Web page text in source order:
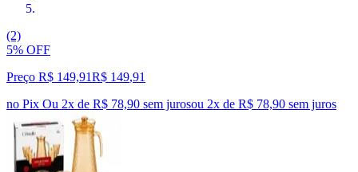
(2)
5% OFF
Preço R$ 149,91R$ 149,91
no Pix Ou 2x de R$ 78,90 sem jurosou 2x de R$ 78,90 sem juros